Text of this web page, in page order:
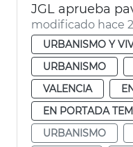
modificado hace
URBANISMO Y
URBANISMO
VALENCIA
EN PORTADA
URBANISMO